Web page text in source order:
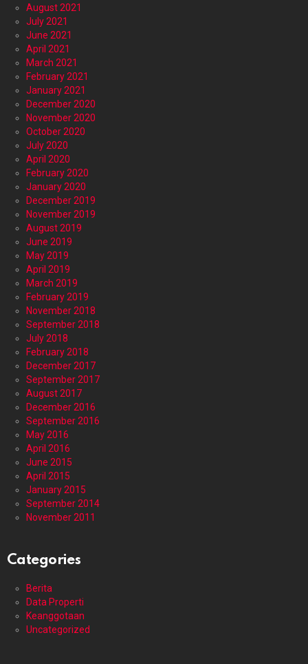
August 2021
July 2021
June 2021
April 2021
March 2021
February 2021
January 2021
December 2020
November 2020
October 2020
July 2020
April 2020
February 2020
January 2020
December 2019
November 2019
August 2019
June 2019
May 2019
April 2019
March 2019
February 2019
November 2018
September 2018
July 2018
February 2018
December 2017
September 2017
August 2017
December 2016
September 2016
May 2016
April 2016
June 2015
April 2015
January 2015
September 2014
November 2011
Categories
Berita
Data Properti
Keanggotaan
Uncategorized